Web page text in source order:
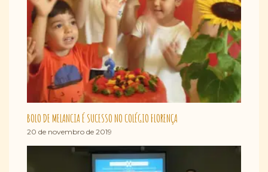
BOLO DE MELANCIA É SUCESSO NO COLÉGIO FLORENÇA
20 de novembro de 2019